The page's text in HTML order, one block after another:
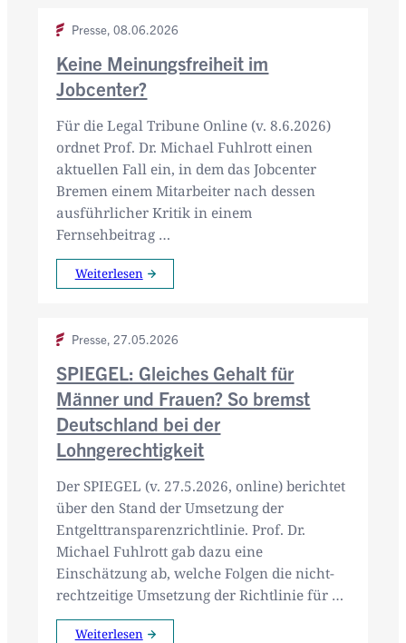
Presse,08.06.2026
Keine Meinungsfreiheit im
Jobcenter?
Für die Legal Tribune Online (v. 8.6.2026)
ordnet Prof. Dr. Michael Fuhlrott einen
aktuellen Fall ein, in dem das Jobcenter
Bremen einem Mitarbeiter nach dessen
ausführlicher Kritik in einem
Fernsehbeitrag …
Weiterlesen
Presse, 27.05.2026
SPIEGEL: Gleiches Gehalt für
Männer und Frauen? So bremst
Deutschland bei der
Lohngerechtigkeit
Der SPIEGEL (v. 27.5.2026, online) berichtet
über den Stand der Umsetzung der
Entgelttransparenzrichtlinie. Prof. Dr.
Michael Fuhlrott gab dazu eine
Einschätzung ab, welche Folgen die nicht-
rechtzeitige Umsetzung der Richtlinie für …
Weiterlesen